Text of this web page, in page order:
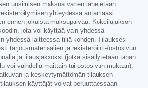
uusimisen maksua varten lähetetään
yhteydessä antamaasi
ennen jokaista maksupäivää. Kokeilujakson
jota voi käyttää vain yhdessä
yhdessä laitteessa tiliä kohden. Tilauksesi
tarjousmateriaalien ja rekisteröinti-/ostosivun
ja tilausjaksoksi (jotka sisällytetään tähän
voi vaihdella maittain tai ostosivun mukaan),
ja keskeytymättömän tilauksen
käyttäjät voivat peruuttaessaan